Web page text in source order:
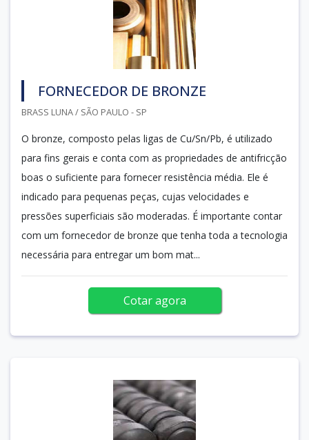
FORNECEDOR DE BRONZE
BRASS LUNA / SÃO PAULO - SP
O bronze, composto pelas ligas de Cu/Sn/Pb, é utilizado
para fins gerais e conta com as propriedades de antifricção
boas o suficiente para fornecer resistência média. Ele é
indicado para pequenas peças, cujas velocidades e
pressões superficiais são moderadas. É importante contar
com um fornecedor de bronze que tenha toda a tecnologia
necessária para entregar um bom mat...
Cotar agora